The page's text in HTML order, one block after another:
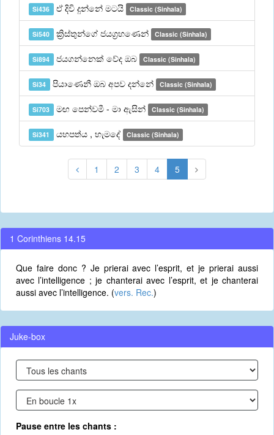
Si436 ඒ දිවි දුන්නේ මටයි Classic (Sinhala)
Si540 ක්‍රිස්තුන්ගේ ජයග්‍රහණෙන් Classic (Sinhala)
Si894 ජයගන්නෙක් වේද ඔබ Classic (Sinhala)
Si34 පියාණෙනී ඔබ අපව දන්නේ Classic (Sinhala)
Si703 මඟ පෙන්වමී - මා ඇසින් Classic (Sinhala)
Si341 යහපත්ය , හැමදේ Classic (Sinhala)
1 2 3 4 5
1 Corinthiens 14.15
Que faire donc ? Je prierai avec l’esprit, et je prierai aussi
avec l’intelligence ; je chanterai avec l’esprit, et je chanterai
aussi avec l’intelligence. (vers. Rec.)
Juke-box
Pause entre les chants :